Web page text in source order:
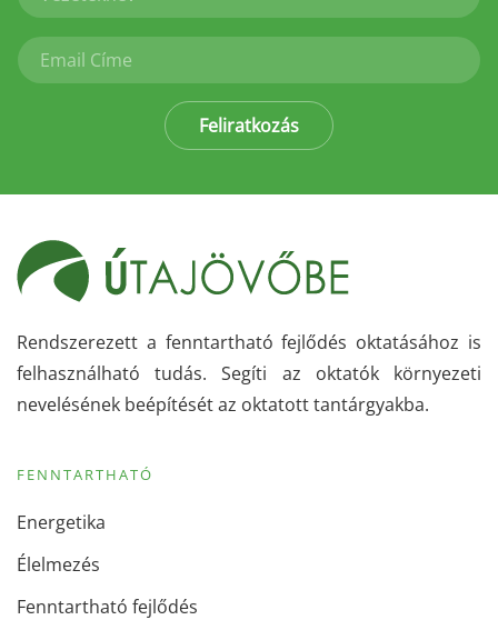
Feliratkozás
Rendszerezett a fenntartható fejlődés oktatásához is
felhasználható tudás. Segíti az oktatók környezeti
nevelésének beépítését az oktatott tantárgyakba.
FENNTARTHATÓ
Energetika
Élelmezés
Fenntartható fejlődés